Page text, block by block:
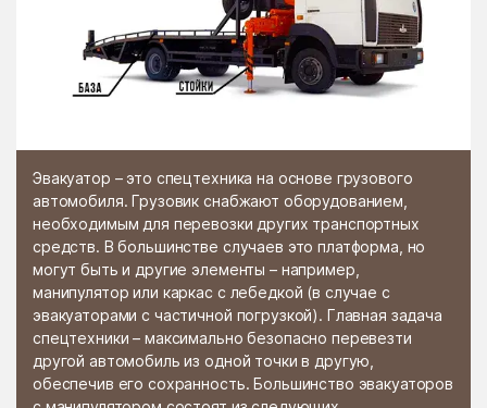
Эвакуатор – это спецтехника на основе грузового
автомобиля. Грузовик снабжают оборудованием,
необходимым для перевозки других транспортных
средств. В большинстве случаев это платформа, но
могут быть и другие элементы – например,
манипулятор или каркас с лебедкой (в случае с
эвакуаторами с частичной погрузкой). Главная задача
спецтехники – максимально безопасно перевезти
другой автомобиль из одной точки в другую,
обеспечив его сохранность. Большинство эвакуаторов